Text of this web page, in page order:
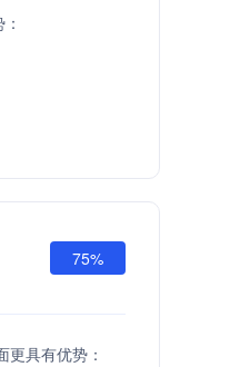
75%
具有优势：